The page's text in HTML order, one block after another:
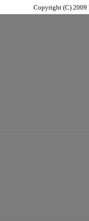
Copyright (C) 2009